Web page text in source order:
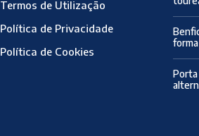
Termos de Utilização
Política de Privacidade
Política de Cookies
Porta